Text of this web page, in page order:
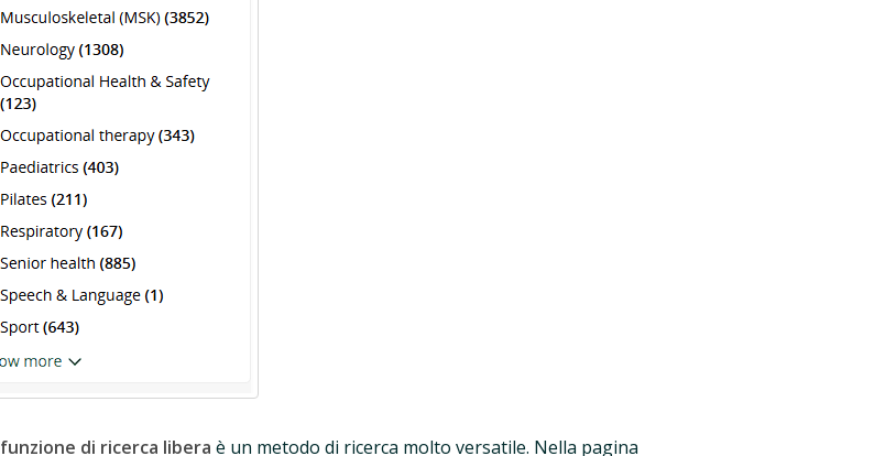
funzione di ricerca libera è un metodo di ricerca molto versatile. Nella pagina